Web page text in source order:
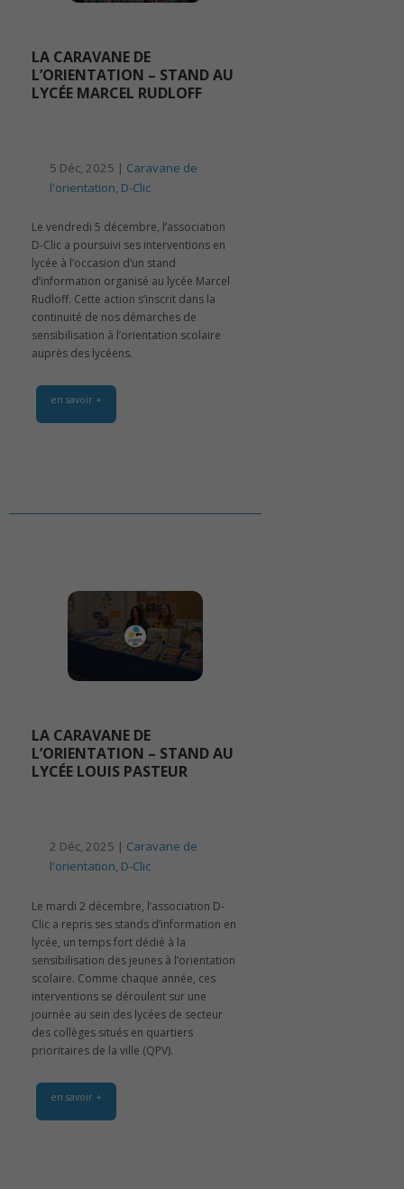
LA CARAVANE DE
L’ORIENTATION – STAND AU
LYCÉE MARCEL RUDLOFF
5 Déc, 2025 | Caravane de
l'orientation, D-Clic
Le vendredi 5 décembre, l’association
D-Clic a poursuivi ses interventions en
lycée à l’occasion d’un stand
d’information organisé au lycée Marcel
Rudloff. Cette action s’inscrit dans la
continuité de nos démarches de
sensibilisation à l’orientation scolaire
auprès des lycéens.
en savoir +
LA CARAVANE DE
L’ORIENTATION – STAND AU
LYCÉE LOUIS PASTEUR
2 Déc, 2025 | Caravane de
l'orientation, D-Clic
Le mardi 2 décembre, l’association D-
Clic a repris ses stands d’information en
lycée, un temps fort dédié à la
sensibilisation des jeunes à l’orientation
scolaire. Comme chaque année, ces
interventions se déroulent sur une
journée au sein des lycées de secteur
des collèges situés en quartiers
prioritaires de la ville (QPV).
en savoir +